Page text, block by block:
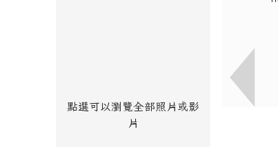
點選可以瀏覽全部照片或影
片